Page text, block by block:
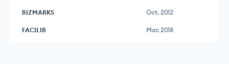
BIZMARKS Oct. 2012
FACILIB Mar. 2018